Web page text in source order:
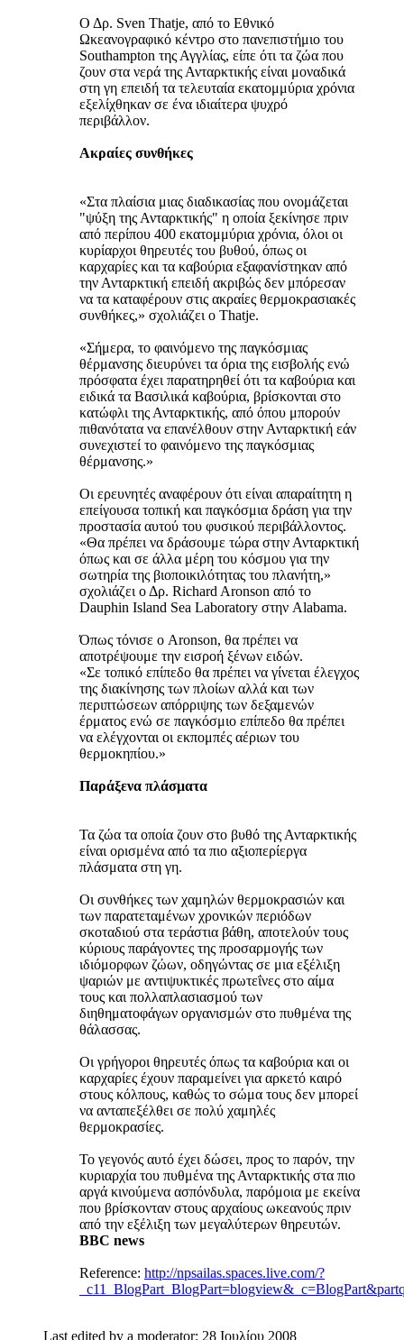
Ο Δρ. Sven Thatje, από το Εθνικό
Ωκεανογραφικό κέντρο στο πανεπιστήμιο του
Southampton της Αγγλίας, είπε ότι τα ζώα που
ζουν στα νερά της Ανταρκτικής είναι μοναδικά
στη γη επειδή τα τελευταία εκατομμύρια χρόνια
εξελίχθηκαν σε ένα ιδιαίτερα ψυχρό
περιβάλλον.
Ακραίες συνθήκες
«Στα πλαίσια μιας διαδικασίας που ονομάζεται
"ψύξη της Ανταρκτικής" η οποία ξεκίνησε πριν
από περίπου 400 εκατομμύρια χρόνια, όλοι οι
κυρίαρχοι θηρευτές του βυθού, όπως οι
καρχαρίες και τα καβούρια εξαφανίστηκαν από
την Ανταρκτική επειδή ακριβώς δεν μπόρεσαν
να τα καταφέρουν στις ακραίες θερμοκρασιακές
συνθήκες,» σχολιάζει ο Thatje.
«Σήμερα, το φαινόμενο της παγκόσμιας
θέρμανσης διευρύνει τα όρια της εισβολής ενώ
πρόσφατα έχει παρατηρηθεί ότι τα καβούρια και
ειδικά τα Βασιλικά καβούρια, βρίσκονται στο
κατώφλι της Ανταρκτικής, από όπου μπορούν
πιθανότατα να επανέλθουν στην Ανταρκτική εάν
συνεχιστεί το φαινόμενο της παγκόσμιας
θέρμανσης.»
Οι ερευνητές αναφέρουν ότι είναι απαραίτητη η
επείγουσα τοπική και παγκόσμια δράση για την
προστασία αυτού του φυσικού περιβάλλοντος.
«Θα πρέπει να δράσουμε τώρα στην Ανταρκτική
όπως και σε άλλα μέρη του κόσμου για την
σωτηρία της βιοποικιλότητας του πλανήτη,»
σχολιάζει ο Δρ. Richard Aronson από το
Dauphin Island Sea Laboratory στην Alabama.
Όπως τόνισε ο Aronson, θα πρέπει να
αποτρέψουμε την εισροή ξένων ειδών.
«Σε τοπικό επίπεδο θα πρέπει να γίνεται έλεγχος
της διακίνησης των πλοίων αλλά και των
περιπτώσεων απόρριψης των δεξαμενών
έρματος ενώ σε παγκόσμιο επίπεδο θα πρέπει
να ελέγχονται οι εκπομπές αέριων του
θερμοκηπίου.»
Παράξενα πλάσματα
Τα ζώα τα οποία ζουν στο βυθό της Ανταρκτικής
είναι ορισμένα από τα πιο αξιοπερίεργα
πλάσματα στη γη.
Οι συνθήκες των χαμηλών θερμοκρασιών και
των παρατεταμένων χρονικών περιόδων
σκοταδιού στα τεράστια βάθη, αποτελούν τους
κύριους παράγοντες της προσαρμογής των
ιδιόμορφων ζώων, οδηγώντας σε μια εξέλιξη
ψαριών με αντιψυκτικές πρωτεΐνες στο αίμα
τους και πολλαπλασιασμού των
διηθηματοφάγων οργανισμών στο πυθμένα της
θάλασσας.
Οι γρήγοροι θηρευτές όπως τα καβούρια και οι
καρχαρίες έχουν παραμείνει για αρκετό καιρό
στους κόλπους, καθώς το σώμα τους δεν μπορεί
να ανταπεξέλθει σε πολύ χαμηλές
θερμοκρασίες.
Το γεγονός αυτό έχει δώσει, προς το παρόν, την
κυριαρχία του πυθμένα της Ανταρκτικής στα πιο
αργά κινούμενα ασπόνδυλα, παρόμοια με εκείνα
που βρίσκονταν στους αρχαίους ωκεανούς πριν
από την εξέλιξη των μεγαλύτερων θηρευτών.
BBC news
Reference: http://npsailas.spaces.live.com/?
Last edited by a moderator: 28 Ιουλίου 2008